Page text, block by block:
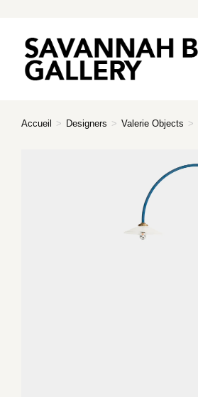
Accueil > Designers > Valerie Objects >